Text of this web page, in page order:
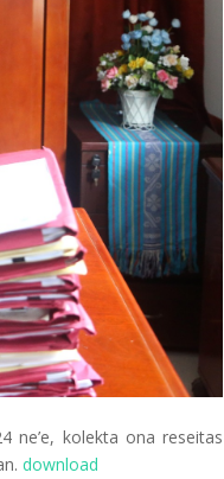
ne’e, kolekta ona reseitas
download